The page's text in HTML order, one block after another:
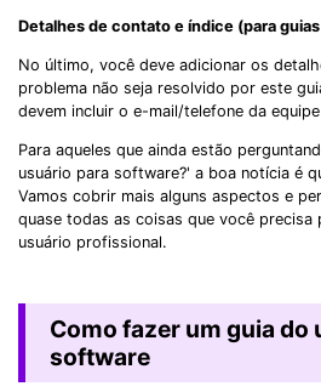
Detalhes de contato e índice (para
No último, você deve adicionar os
problema não seja resolvido por este
devem incluir o e-mail/telefone da
Para aqueles que ainda estão
usuário para software?' a boa notícia é
Vamos cobrir mais alguns aspectos e
quase todas as coisas que você precisa
usuário profissional.
Como fazer um guia do
software